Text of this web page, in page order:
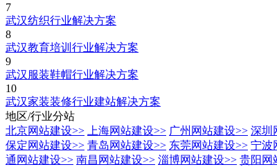
7
武汉纺织行业解决方案
8
武汉教育培训行业解决方案
9
武汉服装鞋帽行业解决方案
10
武汉家装装修行业建站解决方案
地区/行业分站
北京网站建设>> 上海网站建设>> 广州网站建设>> 深圳
保定网站建设>> 青岛网站建设>> 东莞网站建设>> 宁波
通网站建设>> 南昌网站建设>> 淄博网站建设>> 贵阳网